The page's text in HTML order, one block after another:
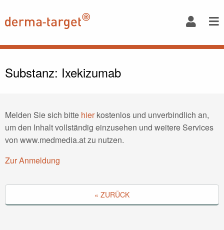
Substanz: Ixekizumab
Melden Sie sich bitte hierkostenlos und unverbindlich an,
um den Inhalt vollständig einzusehen und weitere Services
von www.medmedia.at zu nutzen.
Zur Anmeldung
« ZURÜCK